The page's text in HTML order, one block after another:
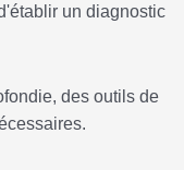
un diagnostic
des outils de